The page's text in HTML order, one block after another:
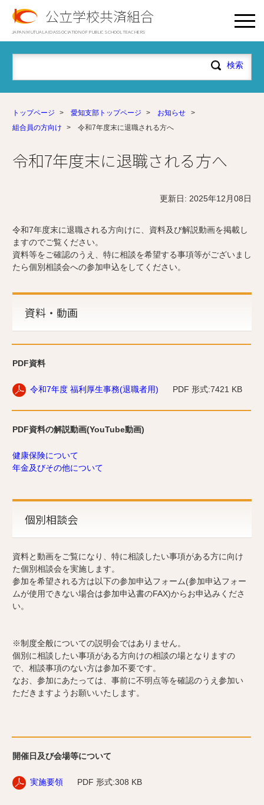
公立学校共済組合
JAPAN MUTUAL AID ASSOCIATION OF PUBLIC SCHOOL TEACHERS
トップページ > 愛知支部トップページ > お知らせ
>
組合員の方向け
> 令和7年度末に退職される方へ
令和7年度末に退職される方へ
更新日: 2025年12月08日
令和7年度末に退職される方向けに、資料及び解説動画を掲載し
ますのでご覧ください。
資料等をご確認のうえ、特に相談を希望する事項等がございまし
たら個別相談会への参加申込をしてください。
資料・動画
PDF資料
令和7年度 福利厚生事務(退職者用) PDF 形式:7421 KB
PDF資料の解説動画(YouTube動画)
健康保険について
年金及びその他について
個別相談会
資料と動画をご覧になり、特に相談したい事項がある方に向け
た個別相談会を実施します。
参加を希望される方は以下の参加申込フォーム(参加申込フォー
ムが使用できない場合は参加申込書のFAX)からお申込みくださ
い。
※制度全般についての説明会ではありません。
個別に相談したい事項がある方向けの相談の場となりますの
で、相談事項のない方は参加不要です。
なお、参加にあたっては、事前に不明点等を確認のうえ参加い
ただきますようお願いいたします。
開催日及び会場等について
実施要領 PDF 形式:308 KB